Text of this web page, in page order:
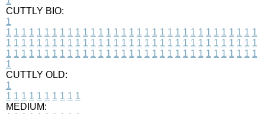
CUTTLY BIO:
1
1 1 1 1 1 1 1 1 1 1 1 1 1 1 1 1 1 1 1 1 1 1 1 1 1 1 1 1 1 1 1 1 1
1 1 1 1 1 1 1 1 1 1 1 1 1 1 1 1 1 1 1 1 1 1 1 1 1 1 1 1 1 1 1 1 1
1 1 1 1 1 1 1 1 1 1 1 1 1 1 1 1 1 1 1 1 1 1 1 1 1 1 1 1 1 1 1 1 1
1
CUTTLY OLD:
1
1 1 1 1 1 1 1 1 1 1
MEDIUM: